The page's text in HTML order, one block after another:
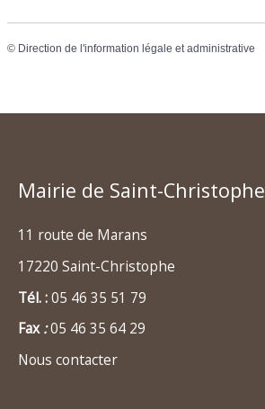
© Direction de l'information légale et administrative
Mairie de Saint-Christophe
11 route de Marans
17220 Saint-Christophe
Tél. :05 46 35 51 79
Fax:05 46 35 64 29
Nous contacter